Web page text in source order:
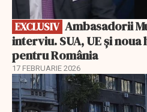
EXCLUSIV
interviu. SUA, UE și noua
pentru România
17 FEBRUARIE 2026